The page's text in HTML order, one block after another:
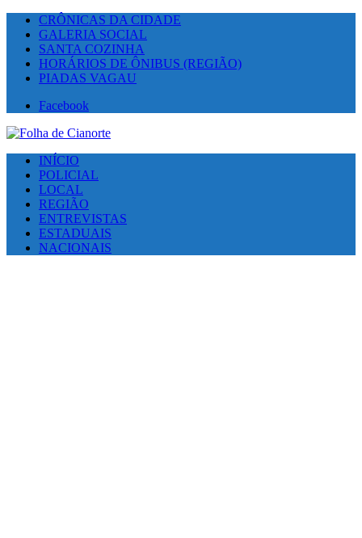
CRÔNICAS DA CIDADE
GALERIA SOCIAL
SANTA COZINHA
HORÁRIOS DE ÔNIBUS (REGIÃO)
PIADAS VAGAU
Facebook
INÍCIO
POLICIAL
LOCAL
REGIÃO
ENTREVISTAS
ESTADUAIS
NACIONAIS